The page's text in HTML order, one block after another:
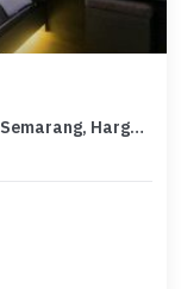
Rumah Minimalis Disewakan di BSB City, Semarang, Harga Ekonomis